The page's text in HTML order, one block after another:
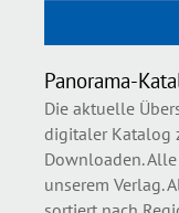
Panorama-
Die aktuelle
digitaler Katalog
Downloaden.
unserem Verlag.